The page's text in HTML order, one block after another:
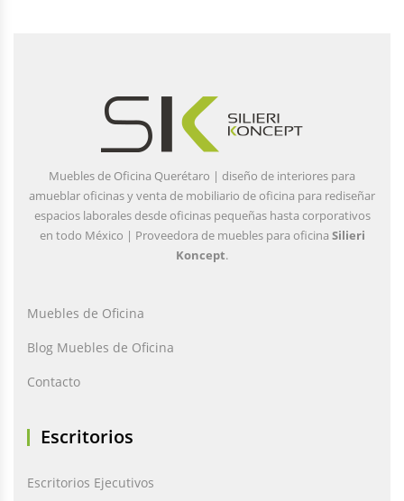
Muebles de Oficina Querétaro | diseño de interiores para
amueblar oficinas y venta de mobiliario de oficina para rediseñar
espacios laborales desde oficinas pequeñas hasta corporativos
en todo México | Proveedora de muebles para oficina Silieri
Koncept.
Muebles de Oficina
Blog Muebles de Oficina
Contacto
Escritorios
Escritorios Ejecutivos